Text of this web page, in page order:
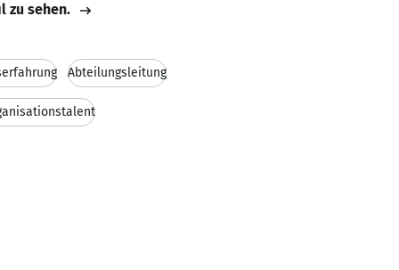
zu sehen.
Abteilungsleitung